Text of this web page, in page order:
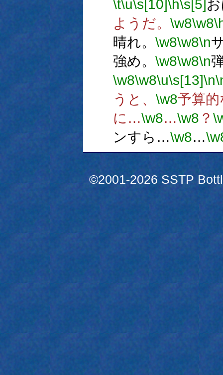
\t\u\s[10]\h\s[5]
ようだ。 \w8\w8
晴れ。 \w8\w8\n
強め。 \w8\w8\n
\w8\w8\u\s[13]\n
うと、 \w8予算
に…\w8…\w8 ？
ンすら…\w8…
©2001-2026 SSTP